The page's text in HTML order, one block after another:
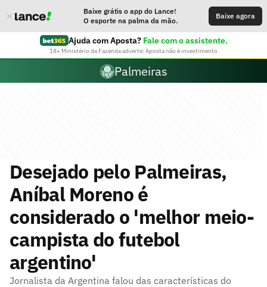
Baixe grátis o app do Lance!
O esporte na palma da mão.
Baixe agora
Ajuda com Aposta? Fale com o assistente.
18+ Ministério da Fazenda adverte: Aposta não é investimento
Palmeiras
Desejado pelo Palmeiras,
Aníbal Moreno é
considerado o 'melhor meio-
campista do futebol
argentino'
Jornalista da Argentina falou das características do